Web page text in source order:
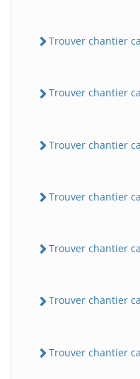
Trouver chantier
Trouver chantier
Trouver chantier
Trouver chantier
Trouver chantier
Trouver chantier
Trouver chantier